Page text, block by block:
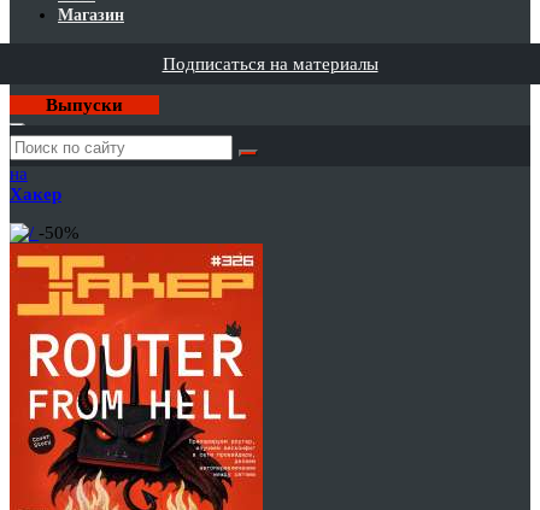
Магазин
Подписаться на материалы
Выпуски
Годовая
подписка
на
Хакер
-50%